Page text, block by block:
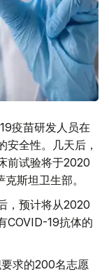
疫苗研发人员在
安全性。几天后，
前试验将于2020
斯坦卫生部。
，预计将从2020
COVID-19抗体的
求的200名志愿